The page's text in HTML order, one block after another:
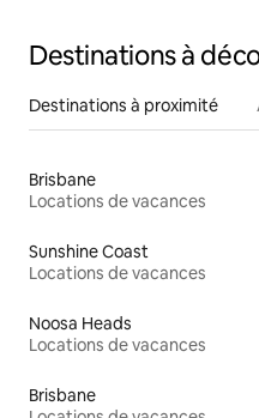
Destinations à
Destinations à proximité
Brisbane
Locations de vacances
Sunshine Coast
Locations de vacances
Noosa Heads
Locations de vacances
Brisbane